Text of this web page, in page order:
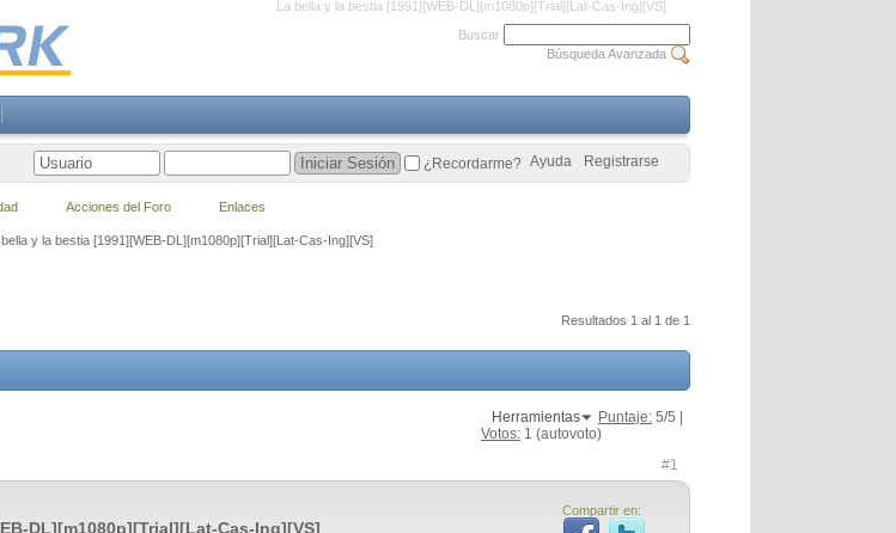
La bella y la bestia [1991][WEB-DL][m1080p][Trial][Lat-Cas-Ing][VS]
y la bestia [1991][WEB-DL][m1080p][Trial][Lat-Cas-Ing][VS]
Resultados 1 al 1 de 1
Herramientas Puntaje: 5/5 |
Votos: 1 (autovoto)
#1
Compartir en:
DL][m1080p][Trial][Lat-Cas-Ing][VS]
Buscar
Búsqueda Avanzada
Registrarse
Ayuda
¿Recordarme?
Acciones del Foro Enlaces